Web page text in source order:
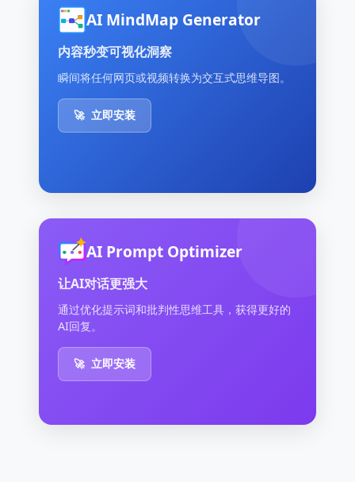
AI MindMap Generator
内容秒变可视化洞察
瞬间将任何网页或视频转换为交互式思维导图。
🚀 立即安装
AI Prompt Optimizer
让AI对话更强大
通过优化提示词和批判性思维工具，获得更好的
AI回复。
🚀 立即安装